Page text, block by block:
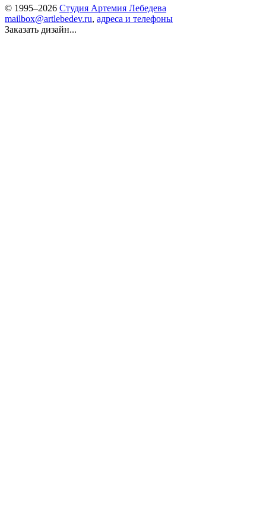
© 1995–2026 Студия Артемия Лебедева
mailbox@artlebedev.ru, адреса и телефоны
Заказать дизайн...